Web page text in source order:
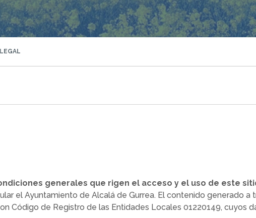
generales que rigen el acceso y el uso de este
el Ayuntamiento de Alcalá de Gurrea. El contenido generado
Código de Registro de las Entidades Locales 01220149, cuyos